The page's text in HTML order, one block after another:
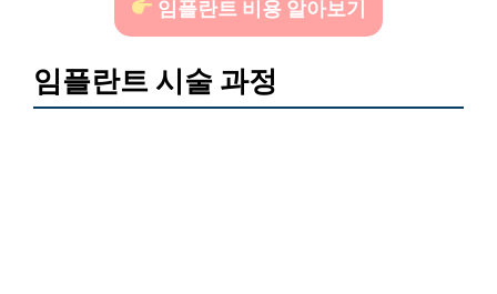
임플란트 비용 알아보기
임플란트 시술 과정